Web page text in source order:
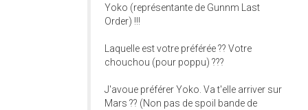
Yoko (représentante de Gunnm Last
Order) !!!
Laquelle est votre préférée ?? Votre
chouchou (pour poppu) ???
J'avoue préférer Yoko. Va t'elle arriver sur
Mars ?? (Non pas de spoil bande de